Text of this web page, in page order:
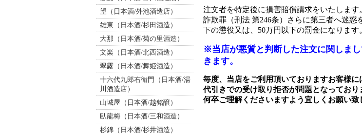
望（日本酒/外池酒造店）
雄東（日本酒/杉田酒造）
大那（日本酒/菊の里酒造）
文楽（日本酒/北西酒造）
翠露（日本酒/舞姫酒造）
十六代九郎右衛門（日本酒/湯
川酒造店）
山城屋（日本酒/越銘醸）
臥龍梅（日本酒/三和酒造）
杉錦（日本酒/杉井酒造）
注文者を特定後に損害賠償請求をいたします
詐欺罪（刑法 第246条）さらに第三者へ迷惑
下の懲役又は、50万円以下の罰金になります
※当店が悪質と判断した注文に関しま
きます。
毎度、当店をご利用頂いておりますお客様
代引きでの受け取り拒否が問題となっており
何卒ご理解くださいますよう宜しくお願い致